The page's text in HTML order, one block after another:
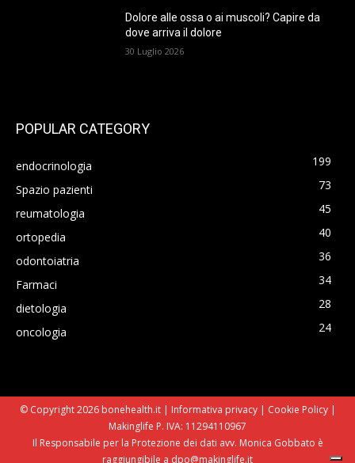
Dolore alle ossa o ai muscoli? Capire da
dove arriva il dolore
30 Luglio 2026
POPULAR CATEGORY
endocrinologia
199
Spazio pazienti
73
reumatologia
45
ortopedia
40
odontoiatria
36
Farmaci
34
dietologia
28
oncologia
24
© Copyright 2026 bonehealth.it | Informativa privacy| Cookie Policy|
Makinglife P. IVA: 11294110967
Il Responsabile per la Protezione dei dati avv. Monica Gobbato è
raggiungibile a dpo@makinglife.it